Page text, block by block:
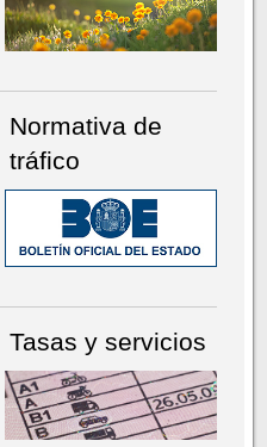
Normativa de
tráfico
Tasas y servicios